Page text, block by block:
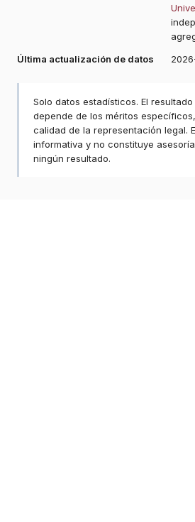
Última actualización de datos
Solo datos estadísticos. El
depende de los méritos
calidad de la representación legal.
informativa y no constituye
ningún resultado.